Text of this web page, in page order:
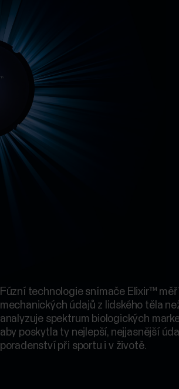
Fúzní technologie snímače Elixir™
mechanických údajů z lidského těla
analyzuje spektrum biologických
aby poskytla ty nejlepší, nejjasnější
poradenství při sportu i v životě.